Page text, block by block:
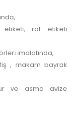
etiketi, raf etiketi
imalatında,
, makam bayrak
ve asma avize